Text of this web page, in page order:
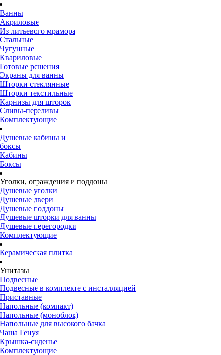
Ванны
Акриловые
Из литьевого мрамора
Стальные
Чугунные
Квариловые
Готовые решения
Экраны для ванны
Шторки стеклянные
Шторки текстильные
Карнизы для шторок
Сливы-переливы
Комплектующие
Душевые кабины и
боксы
Кабины
Боксы
Уголки, ограждения и поддоны
Душевые уголки
Душевые двери
Душевые поддоны
Душевые шторки для ванны
Душевые перегородки
Комплектующие
Керамическая плитка
Унитазы
Подвесные
Подвесные в комплекте с инсталляцией
Приставные
Напольные (компакт)
Напольные (моноблок)
Напольные для высокого бачка
Чаша Генуя
Крышка-сиденье
Комплектующие